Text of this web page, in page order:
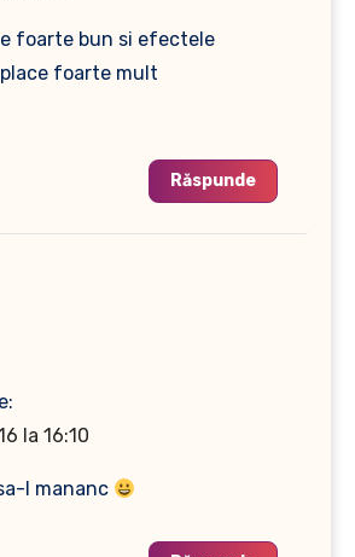
foarte bun si efectele
foarte mult
Răspunde
la 16:10
l mananc